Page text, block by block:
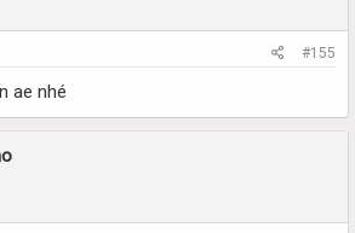
#155
ae nhé